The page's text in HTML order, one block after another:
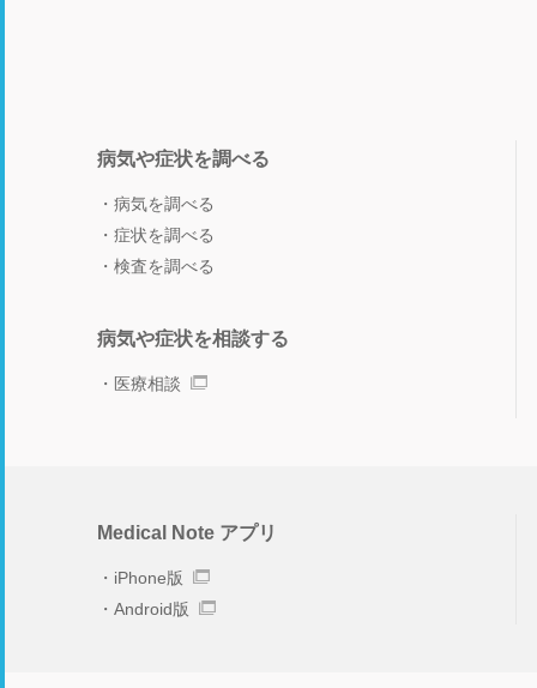
病気や症状を調べる
病気を調べる
症状を調べる
検査を調べる
病気や症状を相談する
医療相談
Medical Note アプリ
iPhone版
Android版